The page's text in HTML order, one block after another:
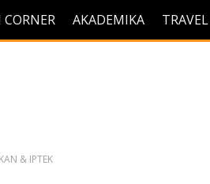
AKADEMIKA
& IPTEK